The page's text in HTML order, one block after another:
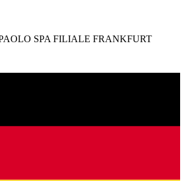
SPA FILIALE FRANKFURT